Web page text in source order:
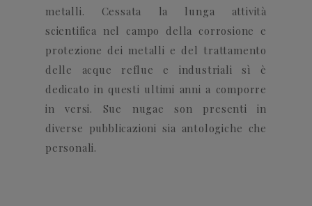
metalli. Cessata la lunga attività
scientifica nel campo della corrosione e
protezione dei metalli e del trattamento
delle acque reflue e industriali sì è
dedicato in questi ultimi anni a comporre
in versi. Sue nugae son presenti in
diverse pubblicazioni sia antologiche che
personali.